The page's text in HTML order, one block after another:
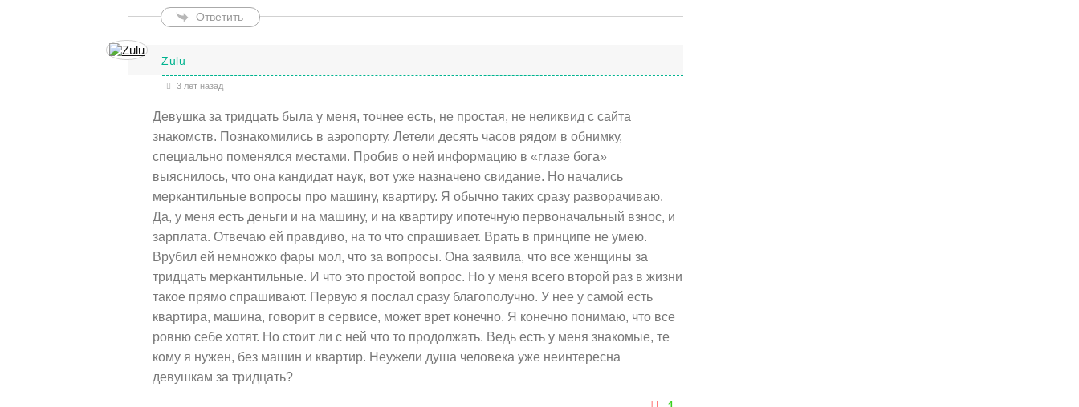
Ответить
Zulu
3 лет назад
Девушка за тридцать была у меня, точнее есть, не простая, не неликвид с сайта
знакомств. Познакомились в аэропорту. Летели десять часов рядом в обнимку,
специально поменялся местами. Пробив о ней информацию в «глазе бога»
выяснилось, что она кандидат наук, вот уже назначено свидание. Но начались
меркантильные вопросы про машину, квартиру. Я обычно таких сразу разворачиваю.
Да, у меня есть деньги и на машину, и на квартиру ипотечную первоначальный взнос, и
зарплата. Отвечаю ей правдиво, на то что спрашивает. Врать в принципе не умею.
Врубил ей немножко фары мол, что за вопросы. Она заявила, что все женщины за
тридцать меркантильные. И что это простой вопрос. Но у меня всего второй раз в жизни
такое прямо спрашивают. Первую я послал сразу благополучно. У нее у самой есть
квартира, машина, говорит в сервисе, может врет конечно. Я конечно понимаю, что все
ровню себе хотят. Но стоит ли с ней что то продолжать. Ведь есть у меня знакомые, те
кому я нужен, без машин и квартир. Неужели душа человека уже неинтересна
девушкам за тридцать?